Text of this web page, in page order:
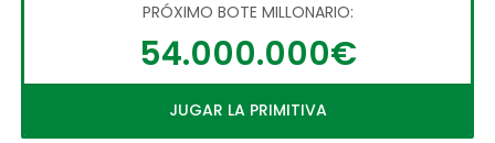
PRÓXIMO BOTE MILLONARIO:
54.000.000€
JUGAR LA PRIMITIVA